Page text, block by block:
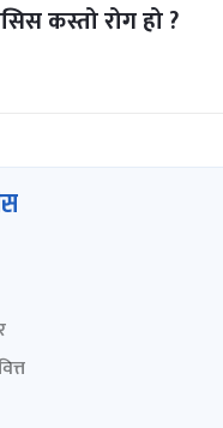
कस्तो रोग हो ?